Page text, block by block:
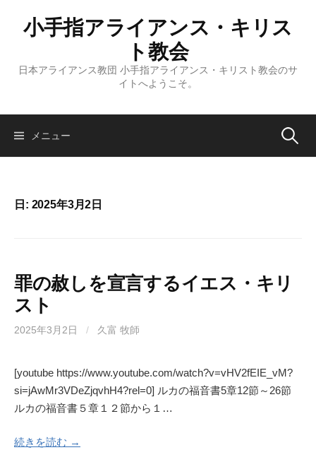
ス
小手指アライアンス・キリス
ト教会
日本アライアンス教団 小手指アライアンス・キリスト教会のサ
イトへようこそ。
メニュー 検
日: 2025年3月2日
罪の赦しを宣言するイエス・キリ
スト
2025年3月2日 / 久富 牧師
[youtube https://www.youtube.com/watch?v=vHV2fEIE_vM?
si=jAwMr3VDeZjqvhH4?rel=0] ルカの福音書5章12節～26節
ルカの福音書５章１２節から１…
続きを読む →